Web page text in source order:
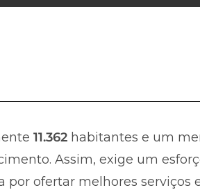
11.362 habitantes e um
Assim, exige um
por ofertar melhores serviços